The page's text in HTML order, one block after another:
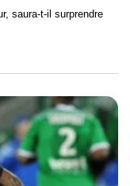
saura-t-il surprendre